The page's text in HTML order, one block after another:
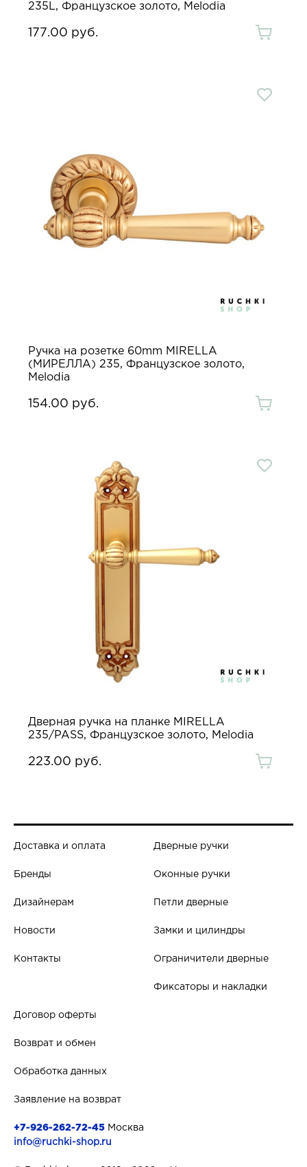
235L, Французское золото, Melodia
177.00 руб.
Ручка на розетке 60mm MIRELLA
(МИРЕЛЛА) 235, Французское золото,
Melodia
154.00 руб.
Дверная ручка на планке MIRELLA
235/PASS, Французское золото, Melodia
223.00 руб.
Доставка и оплата
Бренды
Дизайнерам
Новости
Контакты
Дверные ручки
Оконные ручки
Петли дверные
Замки и цилиндры
Ограничители дверные
Фиксаторы и накладки
Договор оферты
Возврат и обмен
Обработка данных
Заявление на возврат
+7-926-262-72-45 Москва
info@ruchki-shop.ru